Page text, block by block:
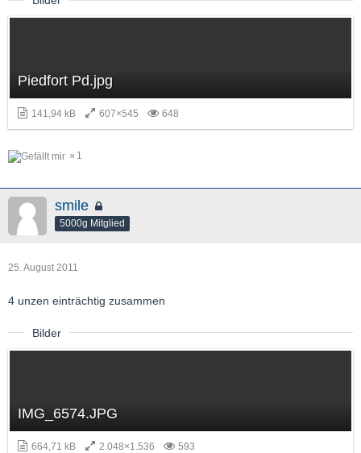
Piedfort Pd.jpg
141,94 kB 607×545 648
1
smile
5000g Mitglied
25. August 2011
4 unzen einträchtig zusammen
Bilder
IMG_6574.JPG
664,71 kB 2.048×1.536 593